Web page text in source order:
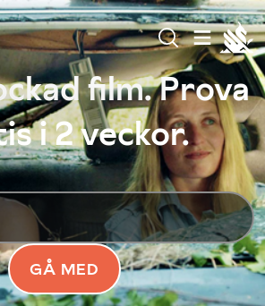
film. Prova
i 2 veckor.
GÅ MED